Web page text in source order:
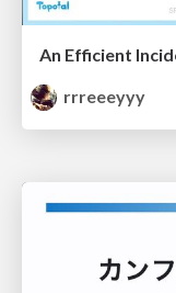
rrreeeyyy